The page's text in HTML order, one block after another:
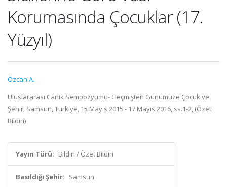
Korumasında Çocuklar (17.
Yüzyıl)
Özcan A.
Uluslararası Canik Sempozyumu- Geçmişten Günümüze Çocuk ve
Şehir, Samsun, Türkiye, 15 Mayıs 2015 - 17 Mayıs 2016, ss.1-2, (Özet
Bildiri)
Yayın Türü: Bildiri / Özet Bildiri
Basıldığı Şehir: Samsun